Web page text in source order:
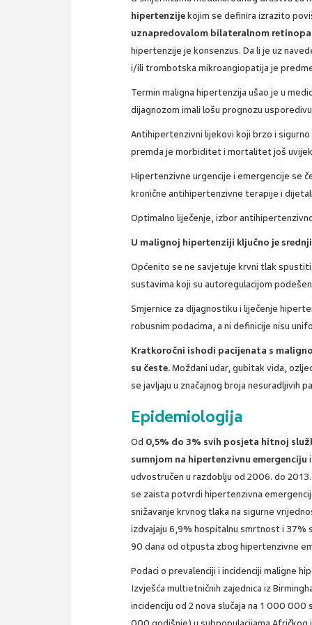
hipertenzijekojim se definira izrazito
uznapredovalom bilateralnom
hipertenzije je konsenzus. Da li je uz
i/ili trombotska mikroangiopatija je
Termin maligna hipertenzija ušao je u
dijagnozom imali lošu prognozu
Antihipertenzivni lijekovi koji brzo i
premda je morbiditet i mortalitet još
Hipertenzivne urgencije i emergencije se
kronične antihipertenzivne terapije i
Optimalno liječenje, izbor
U malignoj hipertenziji ključno je
Općenito se ne savjetuje krvni tlak
sustavima koji su autoregulacijom
Smjernice za dijagnostiku i liječenje
robusnim podacima, a ni definicije nisu
Kratkoročni ishodi pacijenata s
su česte.Moždani udar, gubitak vida,
se javljaju u značajnog broja nesuradljivih
Epidemiologija
Od 0,5% do 3% svih posjeta hitnoj
sumnjom na hipertenzivnu emergenciju
udvostručen u razdoblju od 2006. do
se zaista potvrdi hipertenzivna
snižavanje krvnog tlaka na sigurne
izdvajaju 6,9% hospitalnu smrtnost i 37%
90 dana od otpusta zbog hipertenzivne
Podaci o prevalenciji i incidenciji maligne
Izvješća multietničnih zajednica iz
incidenciju od 2 nova slučaja na 1 000